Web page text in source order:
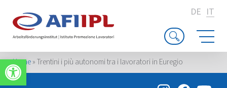
Apri la barra degli strumenti
DE IT
Home»Trentini i più autonomi tra i lavoratori in Euregio